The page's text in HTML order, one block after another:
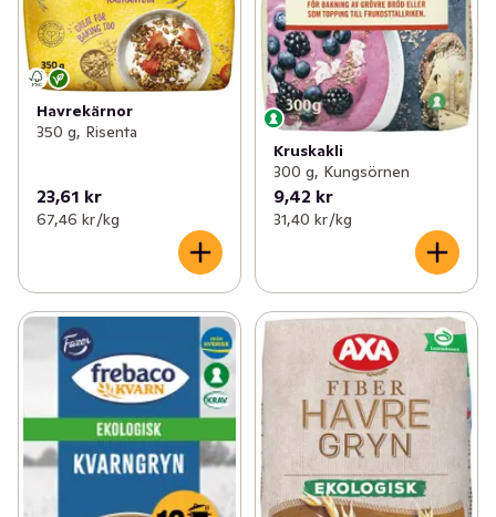
Havrekärnor
350 g, Risenta
23,61 kr
67,46 kr /kg
Kruskakli
300 g, Kungsörnen
9,42 kr
31,40 kr /kg